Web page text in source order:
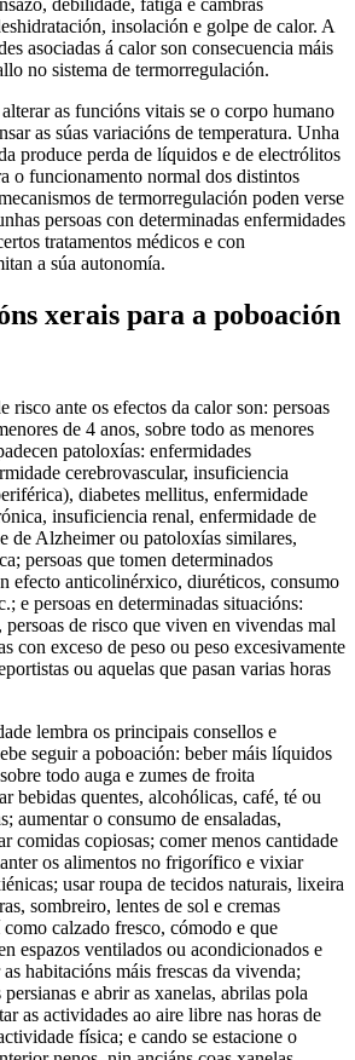
insolación e golpe de calor. A
asociadas á calor son consecuencia máis
no sistema de termorregulación.
as funcións vitais se o corpo humano
as súas variacións de temperatura. Unha
produce perda de líquidos e de electrólitos
o funcionamento normal dos distintos
de termorregulación poden verse
persoas con determinadas enfermidades
tratamentos médicos e con
a súa autonomía.
xerais para a poboación
risco ante os efectos da calor son: persoas
de 4 anos, sobre todo as menores
patoloxías: enfermidades
cerebrovascular, insuficiencia
diabetes mellitus, enfermidade
insuficiencia renal, enfermidade de
de Alzheimer ou patoloxías similares,
persoas que tomen determinados
efecto anticolinérxico, diuréticos, consumo
e persoas en determinadas situacións:
de risco que viven en vivendas mal
con exceso de peso ou peso excesivamente
ou aquelas que pasan varias horas
lembra os principais consellos e
seguir a poboación: beber máis líquidos
todo auga e zumes de froita
bebidas quentes, alcohólicas, café, té ou
aumentar o consumo de ensaladas,
comidas copiosas; comer menos cantidade
os alimentos no frigorífico e vixiar
usar roupa de tecidos naturais, lixeira
sombreiro, lentes de sol e cremas
como calzado fresco, cómodo e que
espazos ventilados ou acondicionados e
habitacións máis frescas da vivenda;
e abrir as xanelas, abrilas pola
as actividades ao aire libre nas horas de
física; e cando se estacione o